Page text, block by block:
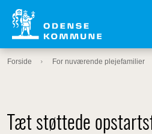
Forside For nuværende plejefamilier
Tæt støttede